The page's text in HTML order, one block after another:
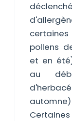
pollens
et en
au